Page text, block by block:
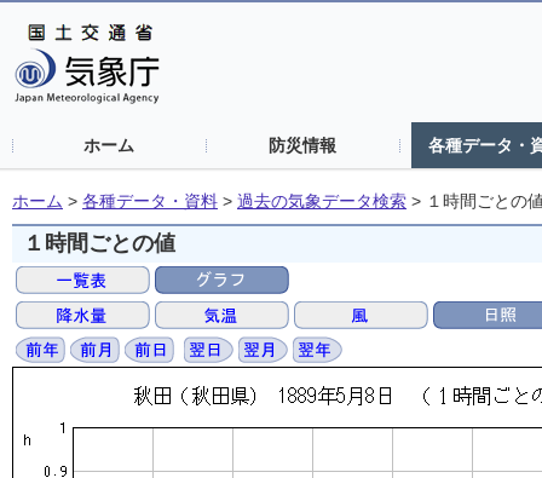
ホーム 防災情報 各種データ・
ホーム > 各種データ・資料 > 過去の気象データ検索 > １時間ごとの
１時間ごとの値